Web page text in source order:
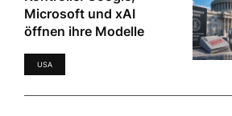
Microsoft und xAI
öffnen ihre Modelle
USA